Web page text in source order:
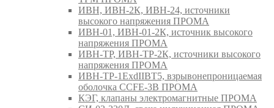
ИВН, ИВН-2К, ИВН-24, источники
высокого напряжения ПРОМА
ИВН-01, ИВН-01-2К, источник высокого
напряжения ПРОМА
ИВН-ТР, ИВН-ТР-2К, источники высокого
напряжения ПРОМА
ИВН-ТР-1ExdIIBT5, взрывонепроницаемая
оболочка CCFE-3B ПРОМА
КЭГ, клапаны электромагнитные ПРОМА